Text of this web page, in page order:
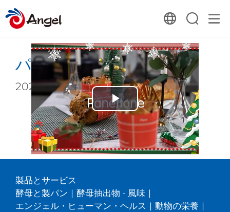
パネトーネ
2022-02-15 04:39:00
Play
Video
リストに戻る
製品とサービス
酵母と製パン | 酵母抽出物 - 風味 |
エンジェル・ヒューマン・ヘルス | 動物の栄養 |